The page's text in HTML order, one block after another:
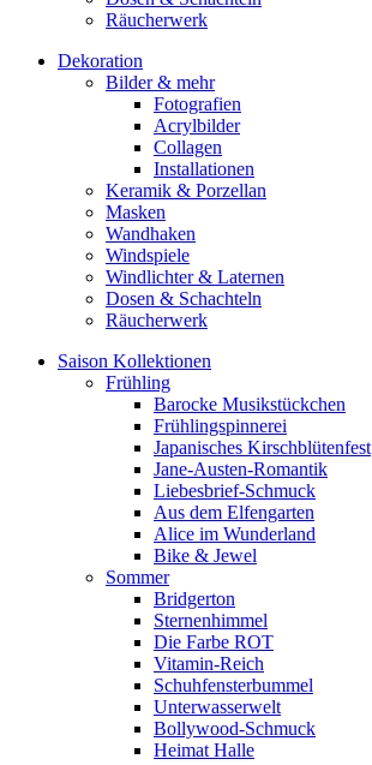
Räucherwerk
Dekoration
Bilder & mehr
Fotografien
Acrylbilder
Collagen
Installationen
Keramik & Porzellan
Masken
Wandhaken
Windspiele
Windlichter & Laternen
Dosen & Schachteln
Räucherwerk
Saison Kollektionen
Frühling
Barocke Musikstückchen
Frühlingspinnerei
Japanisches Kirschblütenfest
Jane-Austen-Romantik
Liebesbrief-Schmuck
Aus dem Elfengarten
Alice im Wunderland
Bike & Jewel
Sommer
Bridgerton
Sternenhimmel
Die Farbe ROT
Vitamin-Reich
Schuhfensterbummel
Unterwasserwelt
Bollywood-Schmuck
Heimat Halle